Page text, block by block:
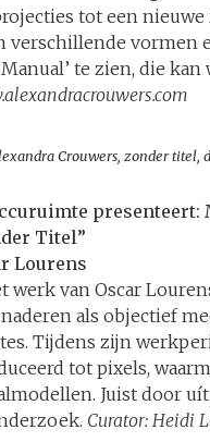
tot een nieuwe
verschillende vormen
Manual’ te zien, die
Crouwers, zonder titel,
presenteert:
Titel”
Lourens
werk van Oscar
als objectief
Tijdens zijn
tot pixels,
Juist door
Curator: Heidi